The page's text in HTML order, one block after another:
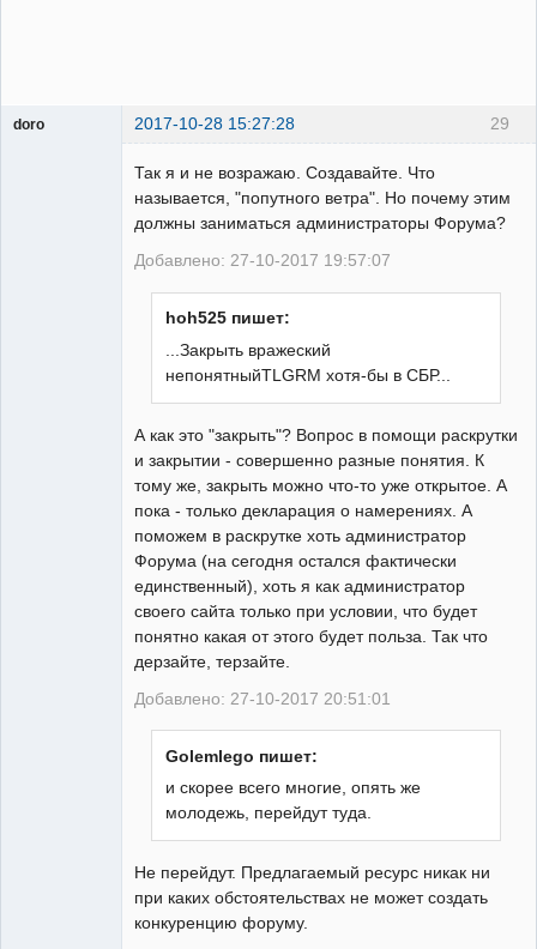
29
doro 2017-10-28 15:27:28
Так я и не возражаю. Создавайте. Что
называется, "попутного ветра". Но почему этим
должны заниматься администраторы Форума?
Добавлено: 27-10-2017 19:57:07
hoh525 пишет:
...Закрыть вражеский
непонятныйTLGRM хотя-бы в СБР...
А как это "закрыть"? Вопрос в помощи раскрутки
и закрытии - совершенно разные понятия. К
тому же, закрыть можно что-то уже открытое. А
пока - только декларация о намерениях. А
поможем в раскрутке хоть администратор
Форума (на сегодня остался фактически
единственный), хоть я как администратор
своего сайта только при условии, что будет
понятно какая от этого будет польза. Так что
дерзайте, терзайте.
Добавлено: 27-10-2017 20:51:01
Golemlego пишет:
и скорее всего многие, опять же
молодежь, перейдут туда.
Не перейдут. Предлагаемый ресурс никак ни
при каких обстоятельствах не может создать
конкуренцию форуму.